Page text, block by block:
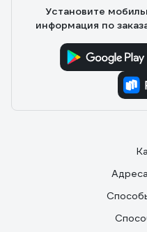
Установите
информация по